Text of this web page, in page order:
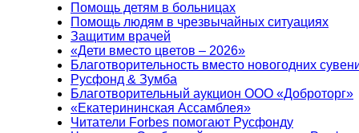
Помощь детям в больницах
Помощь людям в чрезвычайных ситуациях
Защитим врачей
«Дети вместо цветов – 2026»
Благотворительность вместо новогодних
Русфонд & Зумба
Благотворительный аукцион ООО «Доброторг»
«Екатерининская Ассамблея»
Читатели Forbes помогают Русфонду